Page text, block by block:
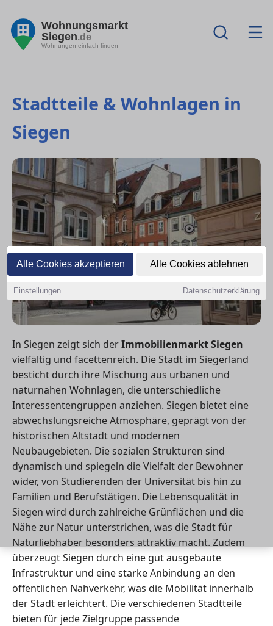
Alle Cookies akzeptieren Alle Cookies ablehnen
Einstellungen Datenschutzerklärung
Wohnungsmarkt
Siegen.de
Wohnungen einfach finden
Stadtteile & Wohnlagen in
Siegen
In Siegen zeigt sich derImmobilienmarkt Siegen
vielfältig und facettenreich. Die Stadt im Siegerland
besticht durch ihre Mischung aus urbanen und
naturnahen Wohnlagen, die unterschiedliche
Interessentengruppen anziehen. Siegen bietet eine
abwechslungsreiche Atmosphäre, geprägt von der
historischen Altstadt und modernen
Neubaugebieten. Die sozialen Strukturen sind
dynamisch und spiegeln die Vielfalt der Bewohner
wider, von Studierenden der Universität bis hin zu
Familien und Berufstätigen. Die Lebensqualität in
Siegen wird durch zahlreiche Grünflächen und die
Nähe zur Natur unterstrichen, was die Stadt für
Naturliebhaber besonders attraktiv macht. Zudem
überzeugt Siegen durch eine gut ausgebaute
Infrastruktur und eine starke Anbindung an den
öffentlichen Nahverkehr, was die Mobilität innerhalb
der Stadt erleichtert. Die verschiedenen Stadtteile
bieten für jede Zielgruppe passende